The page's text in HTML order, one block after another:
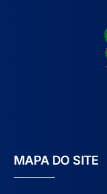
MAPA DO SITE